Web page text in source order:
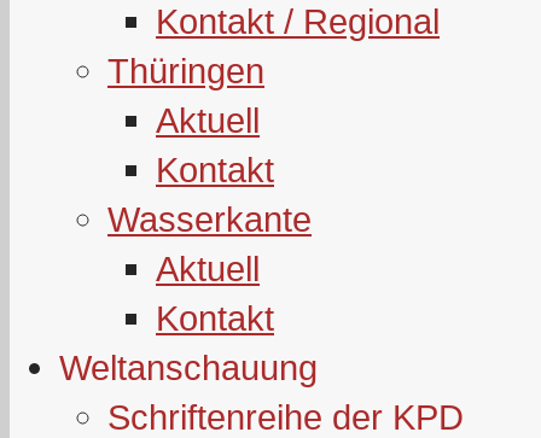
Kontakt / Regional
Thüringen
Aktuell
Kontakt
Wasserkante
Aktuell
Kontakt
Weltanschauung
Schriftenreihe der KPD